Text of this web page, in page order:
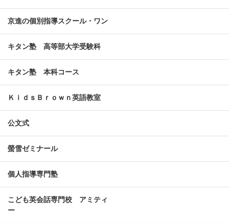
京進の個別指導スクール・ワン
キタン塾 高等部大学受験科
キタン塾 本科コース
ＫｉｄｓＢｒｏｗｎ英語教室
公文式
螢雪ゼミナール
個人指導専門塾
こども英会話専門校 アミティ
ー